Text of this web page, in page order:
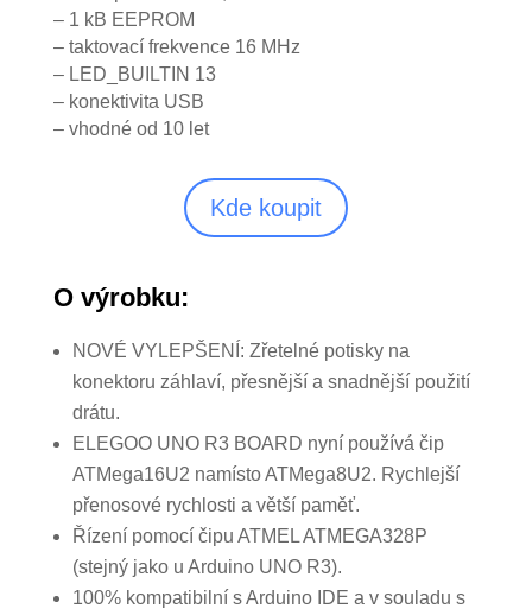
– 1 kB EEPROM
– taktovací frekvence 16 MHz
– LED_BUILTIN 13
– konektivita USB
– vhodné od 10 let
Kde koupit
O výrobku:
NOVÉ VYLEPŠENÍ: Zřetelné potisky na
konektoru záhlaví, přesnější a snadnější použití
drátu.
ELEGOO UNO R3 BOARD nyní používá čip
ATMega16U2 namísto ATMega8U2. Rychlejší
přenosové rychlosti a větší paměť.
Řízení pomocí čipu ATMEL ATMEGA328P
(stejný jako u Arduino UNO R3).
100% kompatibilní s Arduino IDE a v souladu s